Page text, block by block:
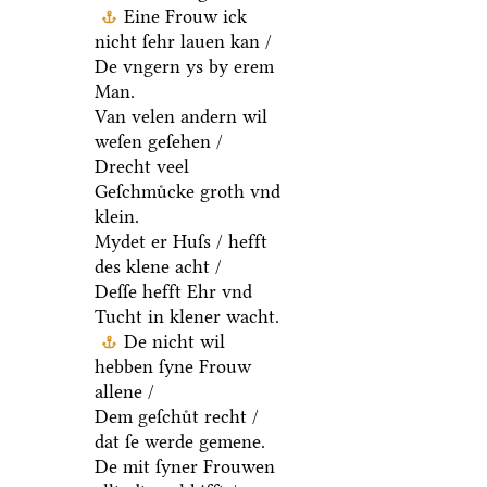
Eine Frouw ick
nicht ſehr lauen kan /
De vngern ys by erem
Man.
Van velen andern wil
weſen geſehen /
Drecht veel
Geſchmuͤcke groth vnd
klein.
Mydet er Huſs / hefft
des klene acht /
Deſſe hefft Ehr vnd
Tucht in klener wacht.
De nicht wil
hebben ſyne Frouw
allene /
Dem geſchuͤt recht /
dat ſe werde gemene.
De mit ſyner Frouwen